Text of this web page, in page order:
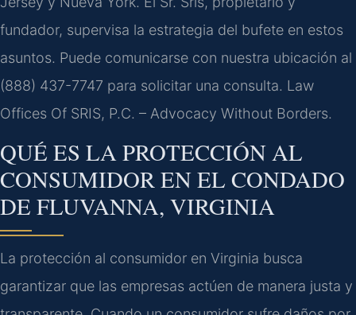
fundador, supervisa la estrategia del bufete en estos
asuntos. Puede comunicarse con nuestra ubicación al
(888) 437-7747 para solicitar una consulta. Law
Offices Of SRIS, P.C. – Advocacy Without Borders.
QUÉ ES LA PROTECCIÓN AL
CONSUMIDOR EN EL CONDADO
DE FLUVANNA, VIRGINIA
La protección al consumidor en Virginia busca
garantizar que las empresas actúen de manera justa y